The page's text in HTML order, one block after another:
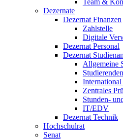
Dezernate
Dezernat Finanzen
Zahlstelle
Digitale
Dezernat Personal
Dezernat
Allgemeine
International
Zentrales
Stunden-
IT/EDV
Dezernat Technik
Hochschulrat
Senat